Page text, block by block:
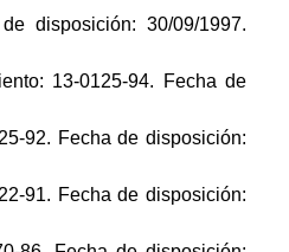
disposición: 30/09/1997.
13-0125-94. Fecha de
92. Fecha de disposición:
91. Fecha de disposición: